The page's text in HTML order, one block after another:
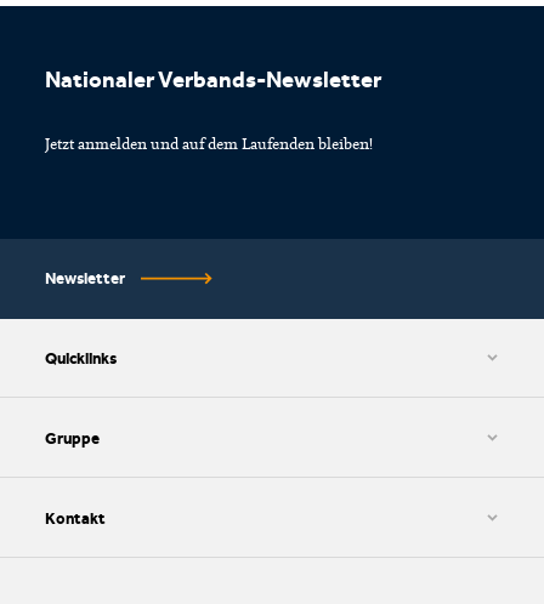
Quicklinks
Impressum
Gruppe
SIZ AG
Kontakt
Nationaler Verbands-Newsletter
Jetzt anmelden und auf dem Laufenden bleiben!
Newsletter